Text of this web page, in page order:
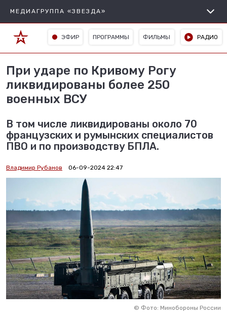
МЕДИАГРУППА «ЗВЕЗДА»
ЭФИР ПРОГРАММЫ ФИЛЬМЫ РАДИО
При ударе по Кривому Рогу
ликвидированы более 250
военных ВСУ
В том числе ликвидированы около 70
французских и румынских специалистов
ПВО и по производству БПЛА.
Владимир Рубанов 06-09-2024 22:47
© Фото: Минобороны России